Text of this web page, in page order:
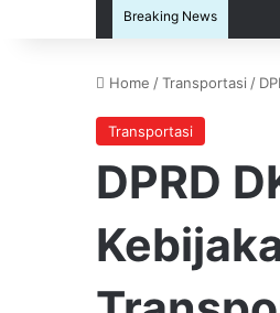
Breaking News
Home /Transportasi /
Transportasi
DPRD